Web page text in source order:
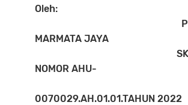
Oleh:
PT.
MARMATA JAYA
SK
NOMOR AHU-
0070029.AH.01.01.TAHUN 2022